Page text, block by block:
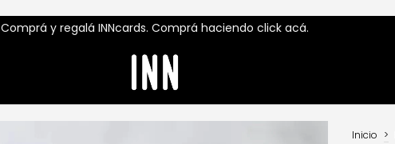
Comprá y regalá INNcards. Comprá haciendo click acá.
Inicio >